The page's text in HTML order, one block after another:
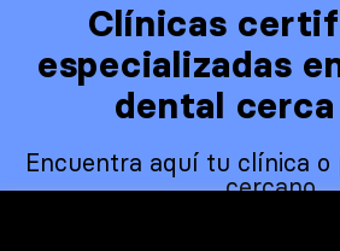
Clínicas
especializadas
dental
Encuentra aquí tu clínica o
cercano